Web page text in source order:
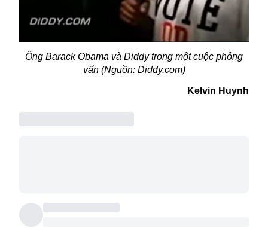
Ông Barack Obama và Diddy trong một cuộc phỏng
vấn (Nguồn: Diddy.com)
Kelvin Huynh